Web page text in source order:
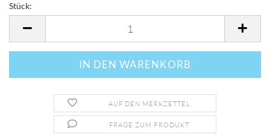
Stück:
AUF DEN MERKZETTEL
FRAGE ZUM PRODUKT